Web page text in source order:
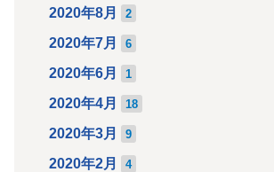
2020年8月 2
2020年7月 6
2020年6月 1
2020年4月 18
2020年3月 9
2020年2月 4